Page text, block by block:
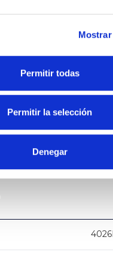
Permitir todas
Permitir la selección
Denegar